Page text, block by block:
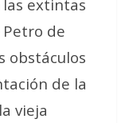
las extintas
Petro de
obstáculos
de la
vieja